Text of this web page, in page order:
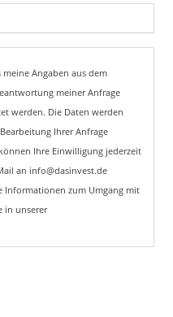
meine Angaben aus dem
meiner Anfrage
werden. Die Daten werden
Ihrer Anfrage
Ihre Einwilligung jederzeit
an info@dasinvest.de
Informationen zum Umgang mit
in unserer